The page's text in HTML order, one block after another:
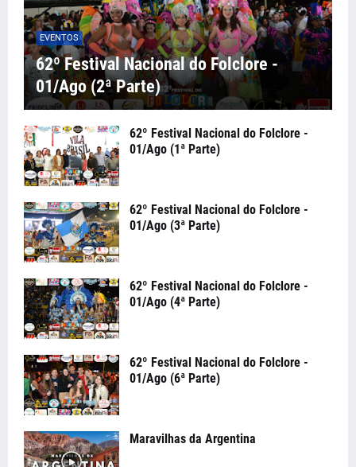
EVENTOS
62º Festival Nacional do Folclore -
01/Ago (2ª Parte)
62º Festival Nacional do Folclore -
01/Ago (1ª Parte)
62º Festival Nacional do Folclore -
01/Ago (3ª Parte)
62º Festival Nacional do Folclore -
01/Ago (4ª Parte)
62º Festival Nacional do Folclore -
01/Ago (6ª Parte)
Maravilhas da Argentina